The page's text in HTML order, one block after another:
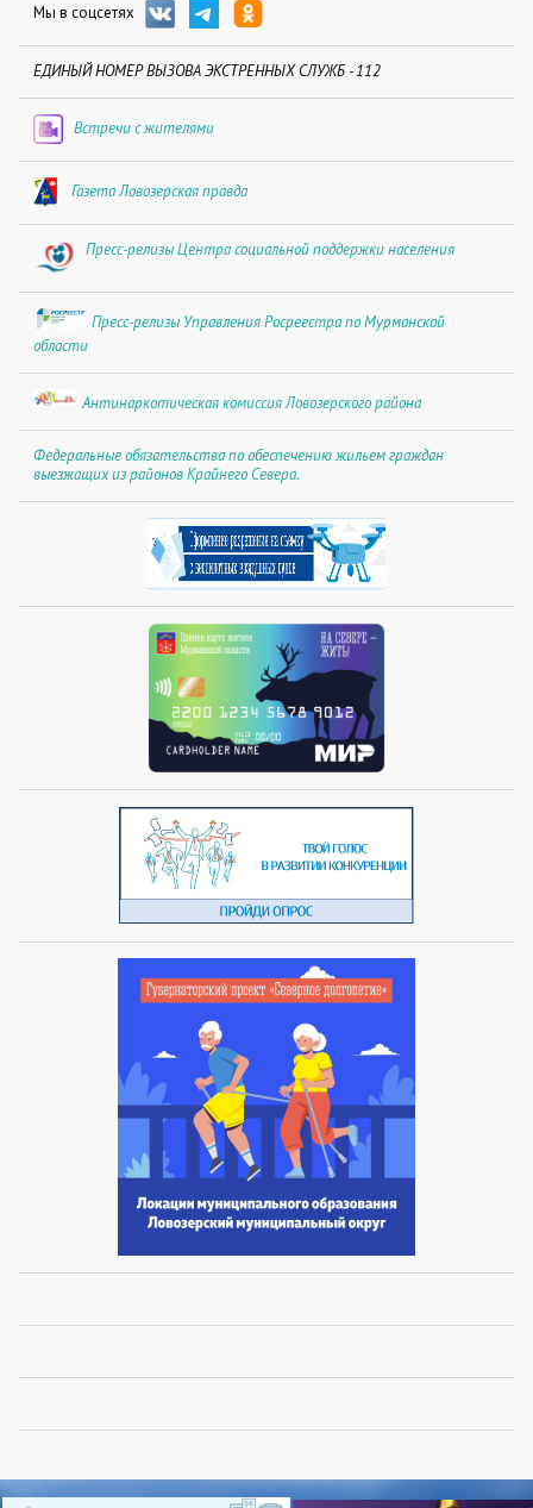
Мы в соцсетях
ЕДИНЫЙ НОМЕР ВЫЗОВА ЭКСТРЕННЫХ СЛУЖБ - 112
Встречи с жителями
Газета Ловозерская правда
Пресс-релизы Центра социальной поддержки населения
Пресс-релизы Управления Росреестра по Мурманской
области
Антинаркотическая комиссия Ловозерского района
Федеральные обязательства по обеспечению жильем граждан
выезжащих из районов Крайнего Севера.